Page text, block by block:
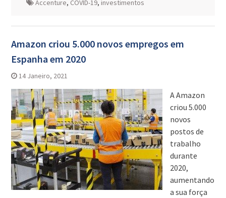
Accenture, COVID-19, investimentos
Amazon criou 5.000 novos empregos em
Espanha em 2020
14 Janeiro, 2021
A Amazon
criou 5.000
novos
postos de
trabalho
durante
2020,
aumentando
a sua força